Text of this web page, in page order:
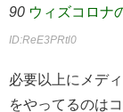
90 ウィズコロナ
ID:ReE3PRtl0
必要以上にメデ
をやってるのは